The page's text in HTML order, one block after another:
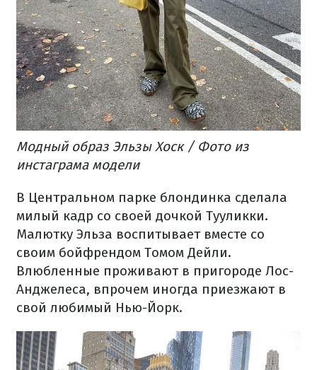
Модный образ Эльзы Хоск / Фото из
инстаграма модели
В Центральном парке блондинка сделала
милый кадр со своей дочкой Тууликки.
Малютку Эльза воспитывает вместе со
своим бойфрендом Томом Дейли.
Влюбленные проживают в пригороде Лос-
Анджелеса, впрочем иногда приезжают в
свой любимый Нью-Йорк.